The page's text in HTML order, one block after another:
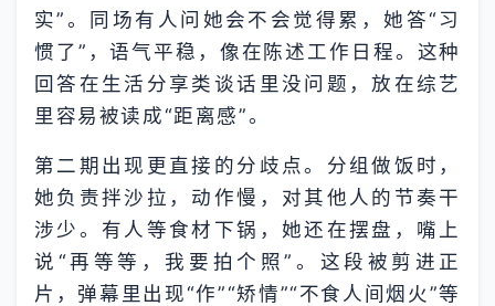
实”。同场有人问她会不会觉得累，她答“习
惯了”，语气平稳，像在陈述工作日程。这种
回答在生活分享类谈话里没问题，放在综艺
里容易被读成“距离感”。
第二期出现更直接的分歧点。分组做饭时，
她负责拌沙拉，动作慢，对其他人的节奏干
涉少。有人等食材下锅，她还在摆盘，嘴上
说“再等等，我要拍个照”。这段被剪进正
片，弹幕里出现“作”“矫情”“不食人间烟火”等